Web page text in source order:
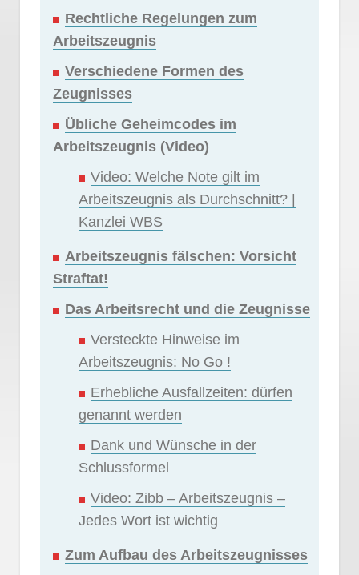
Rechtliche Regelungen zum
Arbeitszeugnis
Verschiedene Formen des
Zeugnisses
Übliche Geheimcodes im
Arbeitszeugnis (Video)
Video: Welche Note gilt im
Arbeitszeugnis als Durchschnitt? |
Kanzlei WBS
Arbeitszeugnis fälschen: Vorsicht
Straftat!
Das Arbeitsrecht und die Zeugnisse
Versteckte Hinweise im
Arbeitszeugnis: No Go !
Erhebliche Ausfallzeiten: dürfen
genannt werden
Dank und Wünsche in der
Schlussformel
Video: Zibb – Arbeitszeugnis –
Jedes Wort ist wichtig
Zum Aufbau des Arbeitszeugnisses